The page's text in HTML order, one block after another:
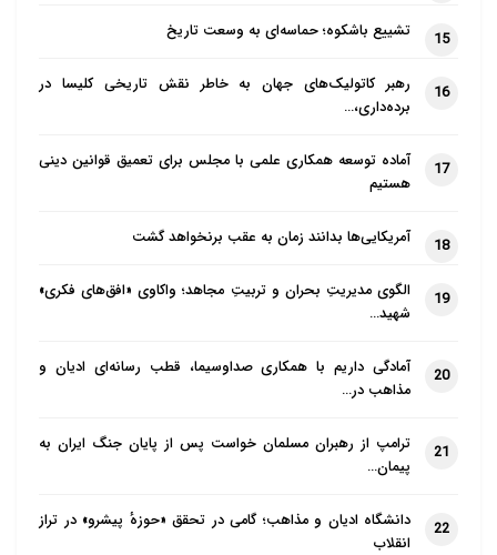
15 تشییع باشکوه؛ حماسه‌ای به وسعت تاریخ
16
رهبر کاتولیک‌های جهان به خاطر نقش تاریخی کلیسا در
برده‌داری،…
17
آماده توسعه همکاری علمی با مجلس برای تعمیق قوانین دینی
هستیم
18 آمریکایی‌ها بدانند زمان به عقب برنخواهد گشت
19
الگوی مدیریتِ بحران و تربیتِ مجاهد؛ واکاوی «افق‌های فکری»
شهید…
20
آمادگی داریم با همکاری صداوسیما، قطب رسانه‌ای ادیان و
مذاهب در…
21
ترامپ از رهبران مسلمان خواست پس از پایان جنگ ایران به
پیمان…
22
دانشگاه ادیان و مذاهب؛ گامی در تحقق «حوزهٔ پیشرو» در تراز
انقلاب